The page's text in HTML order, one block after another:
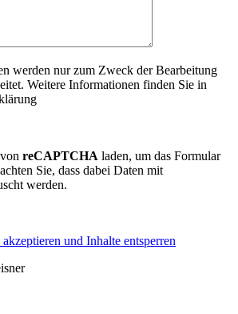
werden nur zum Zweck der Bearbeitung
Weitere Informationen finden Sie in
reCAPTCHA laden, um das Formular
Sie, dass dabei Daten mit
werden.
und Inhalte entsperren